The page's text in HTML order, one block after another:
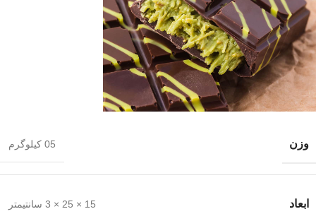
وزن 05 کیلوگرم
ابعاد 15 × 25 × 3 سانتیمتر